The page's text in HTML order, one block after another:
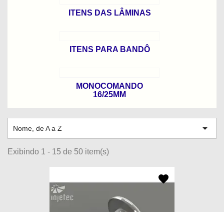
ITENS DAS LÂMINAS
ITENS PARA BANDÔ
MONOCOMANDO
16/25MM
Nome, de A a Z 
Exibindo 1 - 15 de 50 item(s)